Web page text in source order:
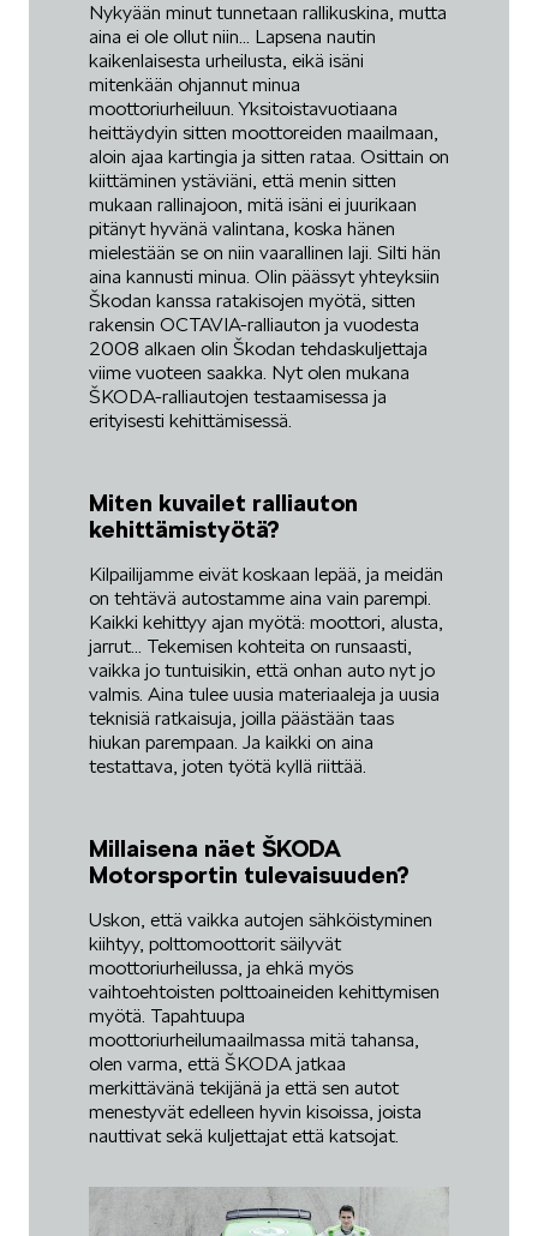
Nykyään minut tunnetaan rallikuskina, mutta
aina ei ole ollut niin... Lapsena nautin
kaikenlaisesta urheilusta, eikä isäni
mitenkään ohjannut minua
moottoriurheiluun. Yksitoistavuotiaana
heittäydyin sitten moottoreiden maailmaan,
aloin ajaa kartingia ja sitten rataa. Osittain on
kiittäminen ystäviäni, että menin sitten
mukaan rallinajoon, mitä isäni ei juurikaan
pitänyt hyvänä valintana, koska hänen
mielestään se on niin vaarallinen laji. Silti hän
aina kannusti minua. Olin päässyt yhteyksiin
Škodan kanssa ratakisojen myötä, sitten
rakensin OCTAVIA-ralliauton ja vuodesta
2008 alkaen olin Škodan tehdaskuljettaja
viime vuoteen saakka. Nyt olen mukana
ŠKODA-ralliautojen testaamisessa ja
erityisesti kehittämisessä.
Miten kuvailet ralliauton
kehittämistyötä?
Kilpailijamme eivät koskaan lepää, ja meidän
on tehtävä autostamme aina vain parempi.
Kaikki kehittyy ajan myötä: moottori, alusta,
jarrut... Tekemisen kohteita on runsaasti,
vaikka jo tuntuisikin, että onhan auto nyt jo
valmis. Aina tulee uusia materiaaleja ja uusia
teknisiä ratkaisuja, joilla päästään taas
hiukan parempaan. Ja kaikki on aina
testattava, joten työtä kyllä riittää.
Millaisena näet ŠKODA
Motorsportin tulevaisuuden?
Uskon, että vaikka autojen sähköistyminen
kiihtyy, polttomoottorit säilyvät
moottoriurheilussa, ja ehkä myös
vaihtoehtoisten polttoaineiden kehittymisen
myötä. Tapahtuupa
moottoriurheilumaailmassa mitä tahansa,
olen varma, että ŠKODA jatkaa
merkittävänä tekijänä ja että sen autot
menestyvät edelleen hyvin kisoissa, joista
nauttivat sekä kuljettajat että katsojat.